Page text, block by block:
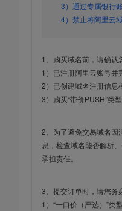
3）通过专属银行
4）禁止将阿里云
1、购买域名前，请确认
1）已注册阿里云账号并
2）已创建域名注册信息
3）购买“带价PUSH”类
2、为了避免交易域名因
息，检查域名能否解析
承担责任。
3、提交订单时，请您务
1）“一口价（严选）”